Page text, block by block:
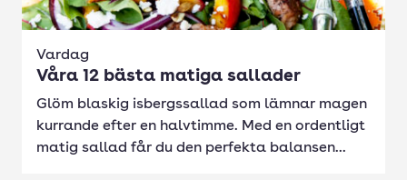
Vardag
Våra 12 bästa matiga sallader
Glöm blaskig isbergssallad som lämnar magen
kurrande efter en halvtimme. Med en ordentligt
matig sallad får du den perfekta balansen...